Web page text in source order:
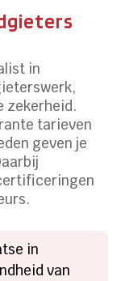
in
zekerheid.
tarieven
geven je
in
van